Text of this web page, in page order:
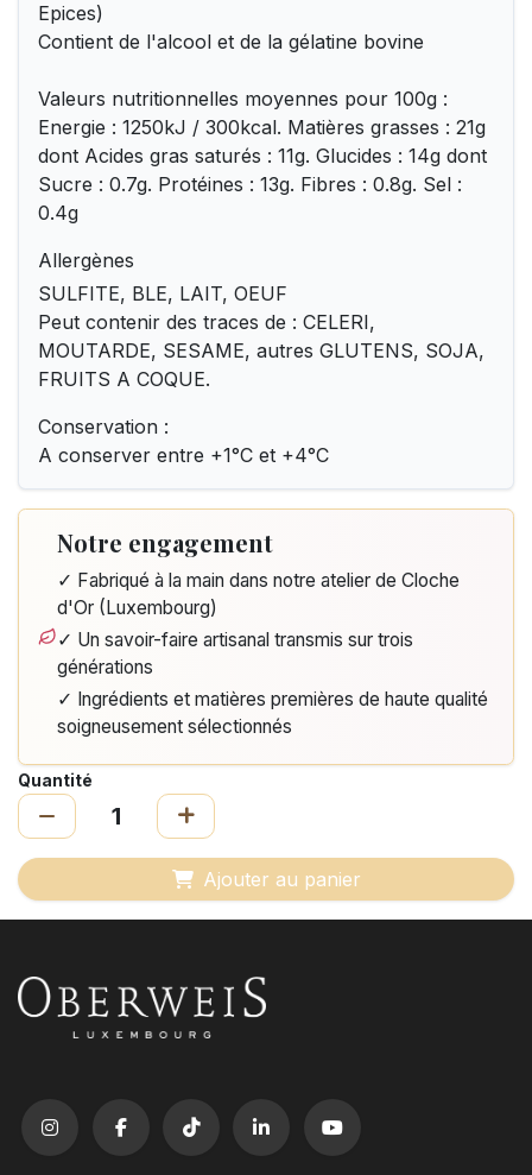
Epices)
Contient de l'alcool et de la gélatine bovine
Valeurs nutritionnelles moyennes pour 100g :
Energie : 1250kJ / 300kcal. Matières grasses : 21g
dont Acides gras saturés : 11g. Glucides : 14g dont
Sucre : 0.7g. Protéines : 13g. Fibres : 0.8g. Sel :
0.4g
Allergènes
SULFITE, BLE, LAIT, OEUF
Peut contenir des traces de : CELERI,
MOUTARDE, SESAME, autres GLUTENS, SOJA,
FRUITS A COQUE.
Conservation :
A conserver entre +1°C et +4°C
Notre engagement
✓ Fabriqué à la main dans notre atelier de Cloche
d'Or (Luxembourg)
✓ Un savoir-faire artisanal transmis sur trois
générations
✓ Ingrédients et matières premières de haute qualité
soigneusement sélectionnés
Quantité
Ajouter au panier